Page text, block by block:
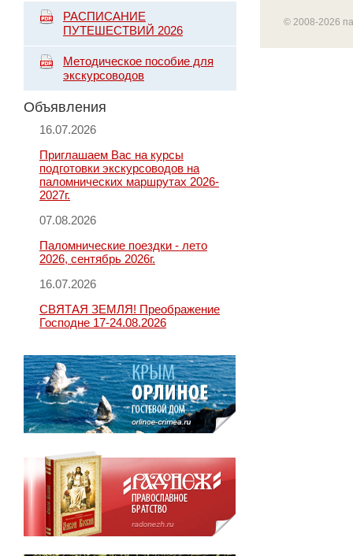
РАСПИСАНИЕ
ПУТЕШЕСТВИЙ 2026
Методическое пособие для
экскурсоводов
Объявления
16.07.2026
Приглашаем Вас на курсы
подготовки экскурсоводов на
паломнических маршрутах 2026-
2027г.
07.08.2026
Паломнические поездки - лето
2026, сентябрь 2026г.
16.07.2026
СВЯТАЯ ЗЕМЛЯ! Преображение
Господне 17-24.08.2026
© 2008-2026